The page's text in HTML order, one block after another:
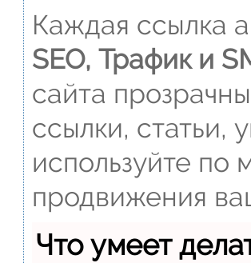
Каждая ссылка
SEO, Трафик и
сайта
ссылки, статьи,
используйте по
продвижения
Что умеет